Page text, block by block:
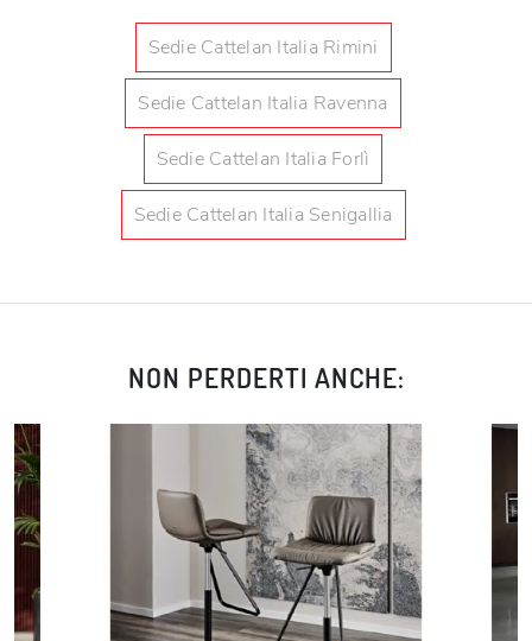
NON PERDERTI ANCHE:
Sedie Cattelan Italia Rimini
Sedie Cattelan Italia Ravenna
Sedie Cattelan Italia Forlì
Sedie Cattelan Italia Senigallia